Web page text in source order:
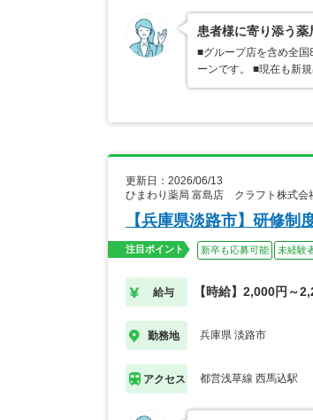
患者様に寄り添う薬
■グループ店を含め全
ーンです。 ■現在も新
更新日：2026/06/13
ひまわり薬局 富島店 クラフト株式会
【兵庫県淡路市】研修
注目ポイント 新卒も応募可能 未経験
給与 【時給】2,000円～
勤務地 兵庫県 淡路市
アクセス 都営浅草線 西馬込駅